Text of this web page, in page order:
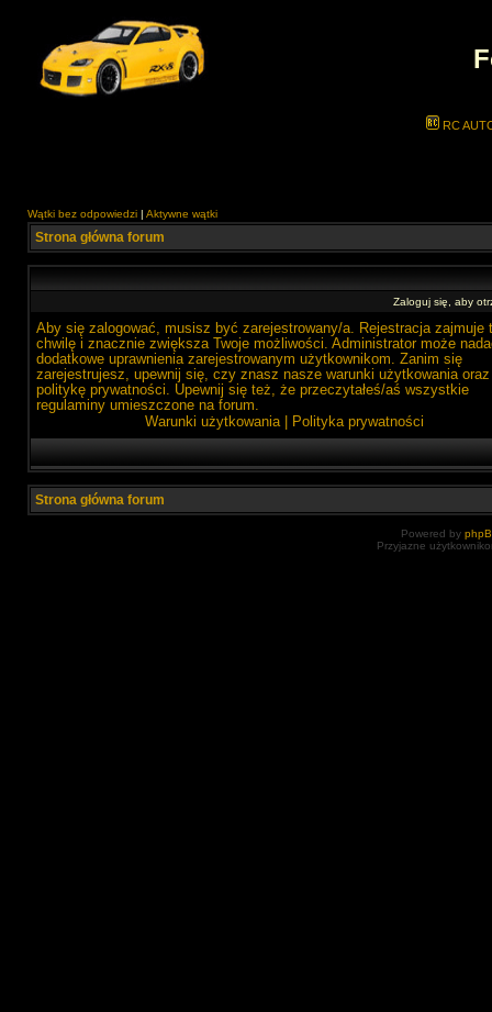
RC
Wątki bez odpowiedzi | Aktywne wątki
Strona główna forum
Zaloguj się, aby
Aby się zalogować, musisz być zarejestrowany/a. Rejestracja zajmuje
chwilę i znacznie zwiększa Twoje możliwości. Administrator może
dodatkowe uprawnienia zarejestrowanym użytkownikom. Zanim się
zarejestrujesz, upewnij się, czy znasz nasze warunki użytkowania oraz
politykę prywatności. Upewnij się też, że przeczytałeś/aś wszystkie
regulaminy umieszczone na forum.
Warunki użytkowania| Polityka prywatności
Strona główna forum
Powered by
Przyjazne